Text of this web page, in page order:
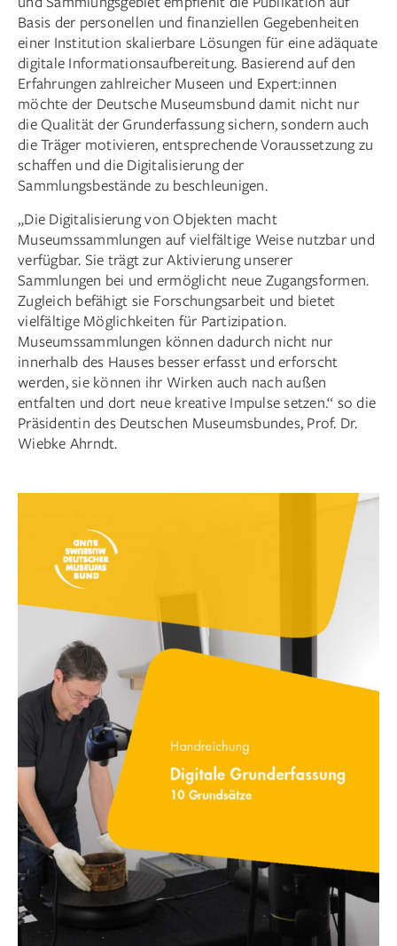
Basis der personellen und finanziellen Gegebenheiten
einer Institution skalierbare Lösungen für eine adäquate
digitale Informationsaufbereitung. Basierend auf den
Erfahrungen zahlreicher Museen und Expert:innen
möchte der Deutsche Museumsbund damit nicht nur
die Qualität der Grunderfassung sichern, sondern auch
die Träger motivieren, entsprechende Voraussetzung zu
schaffen und die Digitalisierung der
Sammlungsbestände zu beschleunigen.
„Die Digitalisierung von Objekten macht
Museumssammlungen auf vielfältige Weise nutzbar und
verfügbar. Sie trägt zur Aktivierung unserer
Sammlungen bei und ermöglicht neue Zugangsformen.
Zugleich befähigt sie Forschungsarbeit und bietet
vielfältige Möglichkeiten für Partizipation.
Museumssammlungen können dadurch nicht nur
innerhalb des Hauses besser erfasst und erforscht
werden, sie können ihr Wirken auch nach außen
entfalten und dort neue kreative Impulse setzen.“ so die
Präsidentin des Deutschen Museumsbundes, Prof. Dr.
Wiebke Ahrndt.